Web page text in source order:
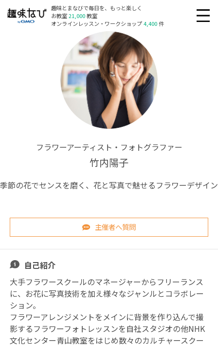
趣味とまなびで毎日を、もっと楽しく
お教室21,000教室
オンラインレッスン・ワークショップ4,400件
フラワーアーティスト・フォトグラファー
竹内陽子
季節の花でセンスを磨く、花と写真で魅せるフラワーデザイン
主催者へ質問
自己紹介
大手フラワースクールのマネージャーからフリーランス
に、お花に写真技術を加え様々なジャンルとコラボレー
ション。
フラワーアレンジメントをメインに背景を作り込んで撮
影するフラワーフォトレッスンを自社スタジオの他NHK
文化センター青山教室をはじめ数々のカルチャースクー